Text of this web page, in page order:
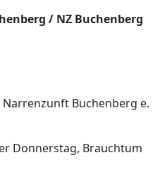
/ NZ Buchenberg
Narrenzunft Buchenberg e.
Donnerstag, Brauchtum